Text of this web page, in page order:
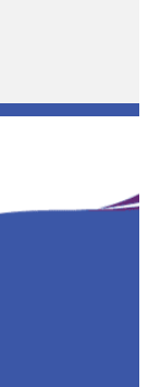
បានថ្លែងប្រាប់
ពាល់ទៅលើសិទ្ធិនៃ
នអាចទទួលយកបាន
ារអង្គសេចក្ដីល
២៧ ខែសីហា។ បង
េះបានធ្វើឱ្យប៉ះ
ញុំគិតថា ទី១ការអ
ាលនៃការអនុវត្
រណាដោះលែងលោក
ើយហ្នឹងក៏ជាសិទ្ធិរ
ពារសិទ្ធិមនុស្ស និង
ាការគួរដោះលែង